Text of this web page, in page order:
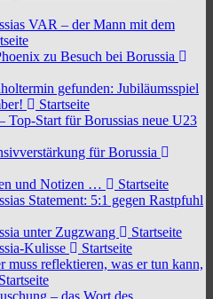
VAR – der Mann mit dem
zu Besuch bei Borussia
gefunden: Jubiläumsspiel
Startseite
Top-Start für Borussias neue U23
für Borussia
und Notizen …
Startseite
Statement: 5:1 gegen Rastpfuhl
unter Zugzwang
Startseite
Kulisse
Startseite
muss reflektieren, was er tun kann,
Startseite
– das Wort des